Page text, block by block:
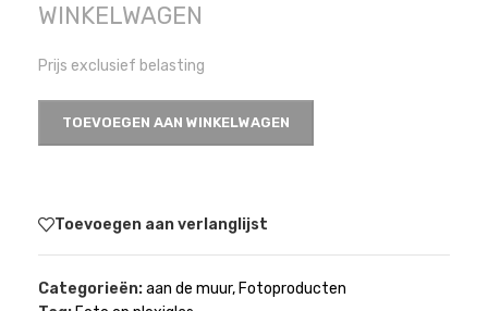
WINKELWAGEN
Prijs exclusief belasting
TOEVOEGEN AAN WINKELWAGEN
Toevoegen aan verlanglijst
Categorieën:aan de muur, Fotoproducten